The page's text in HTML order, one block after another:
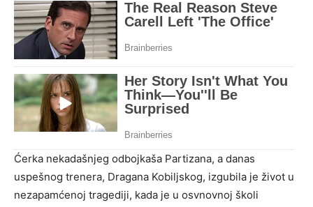
Ćerka nekadašnjeg odbojkaša Partizana, a danas
uspešnog trenera, Dragana Kobiljskog, izgubila je život u
nezapamćenoj tragediji, kada je u osvnovnoj školi